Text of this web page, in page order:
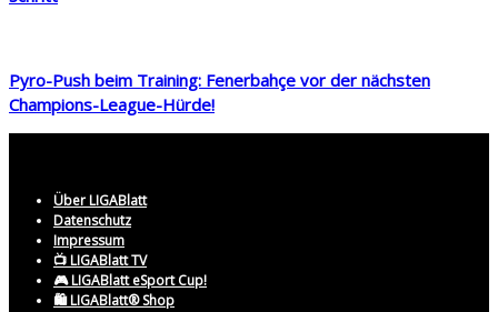
Pyro-Push beim Training: Fenerbahçe vor der nächsten
Champions-League-Hürde!
Über LIGABlatt
Datenschutz
Impressum
📺 LIGABlatt TV
🎮 LIGABlatt eSport Cup!
🛍️ LIGABlatt® Shop